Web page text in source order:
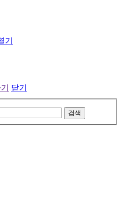
기
닫기
검색